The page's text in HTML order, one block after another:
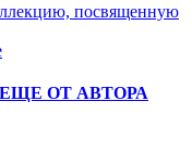
посвященную
ЕЩЕ ОТ АВТОРА